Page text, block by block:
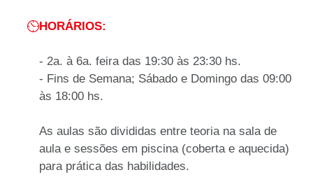
HORÁRIOS:
- 2a. à 6a. feira das 19:30 às 23:30 hs.
- Fins de Semana; Sábado e Domingo das 09:00
às 18:00 hs.
As aulas são divididas entre teoria na sala de
aula e sessões em piscina (coberta e aquecida)
para prática das habilidades.